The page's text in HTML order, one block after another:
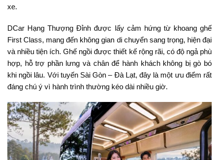
xe.
DCar Hạng Thượng Đỉnh được lấy cảm hứng từ khoang ghế
First Class, mang đến không gian di chuyển sang trọng, hiện đại
và nhiều tiện ích. Ghế ngồi được thiết kế rộng rãi, có độ ngả phù
hợp, hỗ trợ phần lưng và chân để hành khách không bị gò bó
khi ngồi lâu. Với tuyến Sài Gòn – Đà Lạt, đây là một ưu điểm rất
đáng chú ý vì hành trình thường kéo dài nhiều giờ.